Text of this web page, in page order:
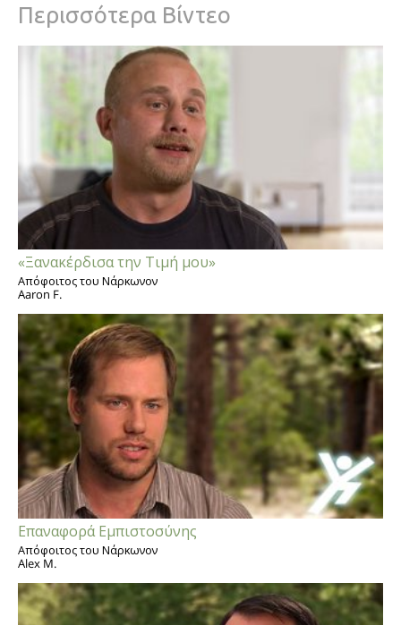
Περισσότερα Βίντεο
«Ξανακέρδισα την Τιμή μου»
Απόφοιτος του Νάρκωνον
Aaron F.
Επαναφορά Εμπιστοσύνης
Απόφοιτος του Νάρκωνον
Alex M.